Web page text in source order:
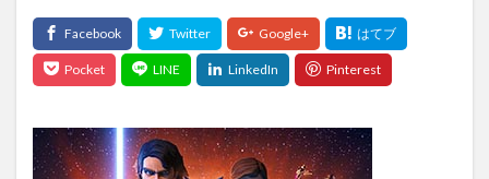
VPNでNETFLIX
vpnスマホ free セキュリティ 無料 日本 アプリ iphone
shotime
STAR WARS anakin skywalker
sports
SPORTS 2021
SPORTS` 2021
Spotify